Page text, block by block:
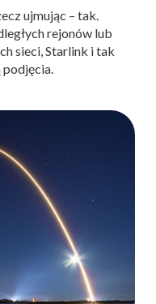
ujmując – tak.
rejonów lub
sieci, Starlink i tak
podjęcia.